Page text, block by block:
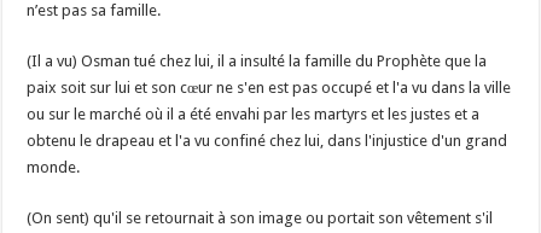
n’est pas sa famille.
(Il a vu) Osman tué chez lui, il a insulté la famille du Prophète que la
paix soit sur lui et son cœur ne s'en est pas occupé et l'a vu dans la ville
ou sur le marché où il a été envahi par les martyrs et les justes et a
obtenu le drapeau et l'a vu confiné chez lui, dans l'injustice d'un grand
monde.
(On sent) qu'il se retournait à son image ou portait son vêtement s'il